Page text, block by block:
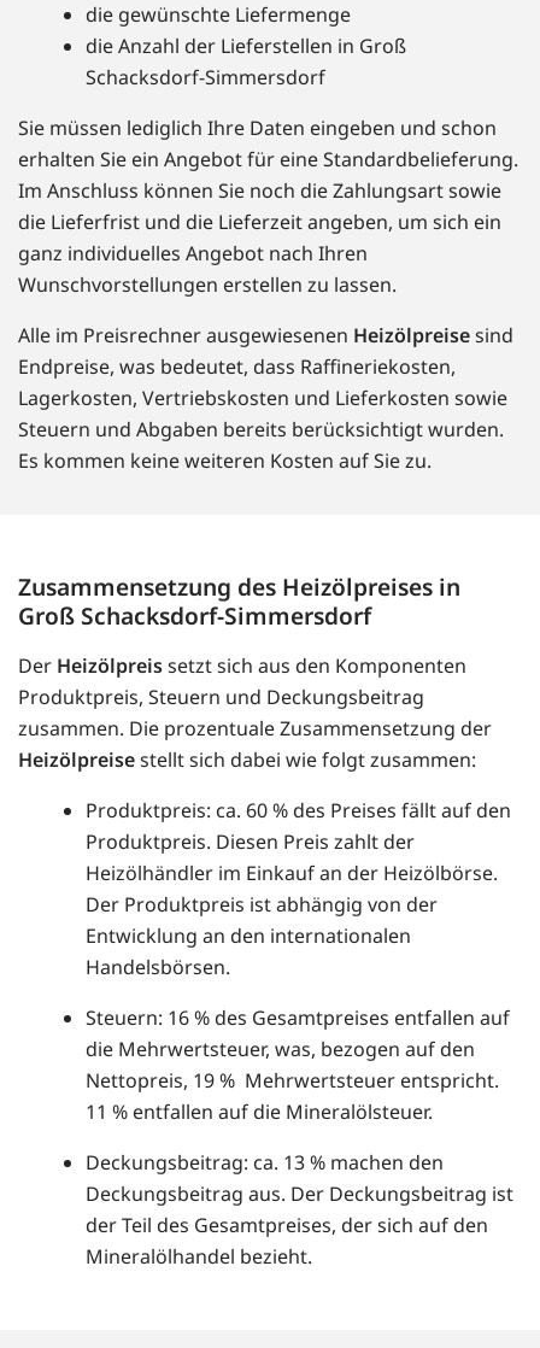
die gewünschte Liefermenge
die Anzahl der Lieferstellen in Groß
Schacksdorf-Simmersdorf
Sie müssen lediglich Ihre Daten eingeben und schon
erhalten Sie ein Angebot für eine Standardbelieferung.
Im Anschluss können Sie noch die Zahlungsart sowie
die Lieferfrist und die Lieferzeit angeben, um sich ein
ganz individuelles Angebot nach Ihren
Wunschvorstellungen erstellen zu lassen.
Alle im Preisrechner ausgewiesenen Heizölpreisesind
Endpreise, was bedeutet, dass Raffineriekosten,
Lagerkosten, Vertriebskosten und Lieferkosten sowie
Steuern und Abgaben bereits berücksichtigt wurden.
Es kommen keine weiteren Kosten auf Sie zu.
Zusammensetzung des Heizölpreises in
Groß Schacksdorf-Simmersdorf
Der Heizölpreissetzt sich aus den Komponenten
Produktpreis, Steuern und Deckungsbeitrag
zusammen. Die prozentuale Zusammensetzung der
Heizölpreisestellt sich dabei wie folgt zusammen:
Produktpreis: ca. 60 % des Preises fällt auf den
Produktpreis. Diesen Preis zahlt der
Heizölhändler im Einkauf an der Heizölbörse.
Der Produktpreis ist abhängig von der
Entwicklung an den internationalen
Handelsbörsen.
Steuern: 16 % des Gesamtpreises entfallen auf
die Mehrwertsteuer, was, bezogen auf den
Nettopreis, 19 % Mehrwertsteuer entspricht.
11 % entfallen auf die Mineralölsteuer.
Deckungsbeitrag: ca. 13 % machen den
Deckungsbeitrag aus. Der Deckungsbeitrag ist
der Teil des Gesamtpreises, der sich auf den
Mineralölhandel bezieht.